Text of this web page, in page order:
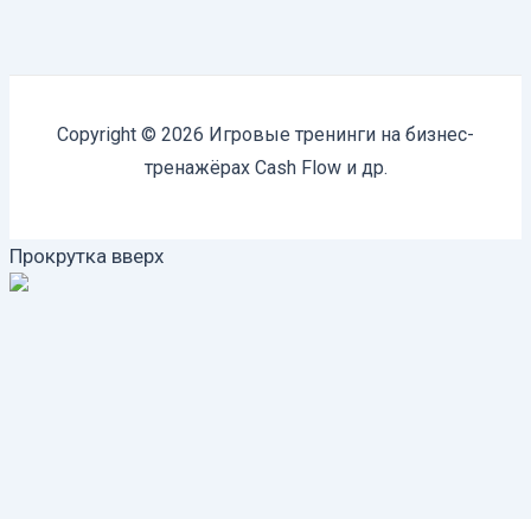
Copyright © 2026 Игровые тренинги на бизнес-
тренажёрах Cash Flow и др.
Прокрутка вверх